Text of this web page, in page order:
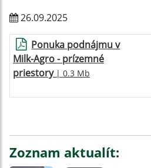
26.09.2025
Ponuka podnájmu v
Milk-Agro - prízemné
priestory| 0.3 Mb
Zoznam aktualít: